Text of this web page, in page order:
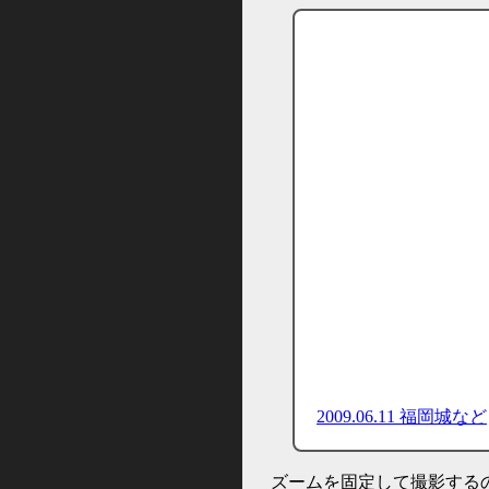
2009.06.11 福岡城など
ズームを固定して撮影する